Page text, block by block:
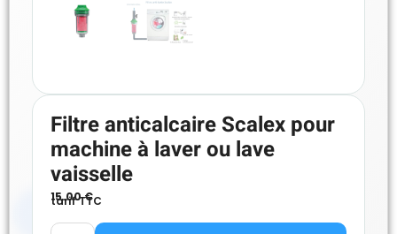
Filtre anticalcaire Scalex pour
machine à laver ou lave
vaisselle
15.00€
tarif TTC